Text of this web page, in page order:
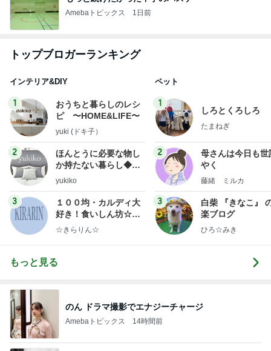
Amebaトピックス 1日前
トップブロガーランキング
インテリア&DIY
1
おうちと暮らしのレシ
ピ 〜HOME&LIFE〜
yuki (ドキ子）
2
ほんとうに必要な物し
か持たない暮らし◆Ke
ep Life Simple◆〜イ
yukiko
3
１００均・カルディ大
好き！食いしん坊☆き
らりん☆のブログ
☆きらりん☆
ペット
1
しろとくろしろ
たまねぎ
2
母さんは今日も世
やく
藤緒 ミルカ
3
白柴 『きなこ』
楽ブログ
ひろ☆みき
もっと見る
のん ドラマ撮影でエナジーチャージ
Amebaトピックス 14時間前